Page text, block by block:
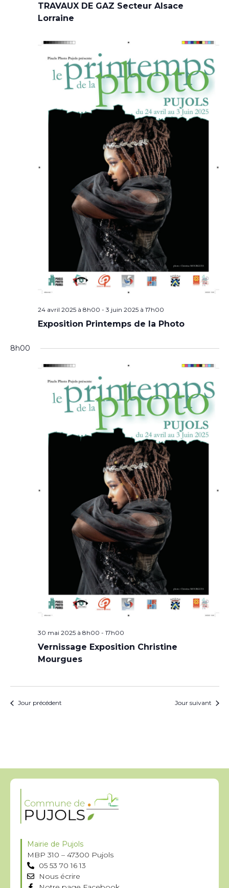
TRAVAUX DE GAZ Secteur Alsace
Lorraine
24 avril 2025 à 8h00 - 3 juin 2025 à 17h00
Exposition Printemps de la Photo
8h00
30 mai 2025 à 8h00 - 17h00
Vernissage Exposition Christine
Mourgues
Jour précédent Jour suivant
Mairie de Pujols
MBP 310 – 47300 Pujols
05 53 70 16 13
Nous écrire